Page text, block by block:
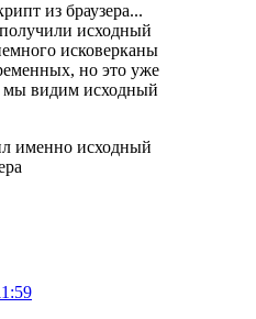
из браузера...
исходный
исковерканы
но это уже
мы видим исходный
именно исходный